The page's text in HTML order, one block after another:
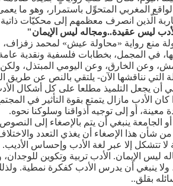
الواقع المغربي المتحوِّل باستمرار، وهو
الّذين انصرف معظمهم إلى محكيّات ذاتية
ليس عقيدة..ومجاله ليس الإيمان"
منع رواية «محاولة عيش» لمحمد زفزاف،
في المجمل، بخطابات فلسفية ونقدية
وعن الخارق، وعن اليومي المبتذل، ولكن
التي نناقشها الآن- يلتقي بالنص عن
أن يجعل التلميذ مطلعا على كل أشكال
كان الأدب مازال يتمتع بقوة التأثير في
معينة، أو إلى توجيه أذواقنا وسلوكنا نحوه.
الجامعة ينبغي أن يتم بالإصغاء إلى
من شأن هذا الإصغاء أن يغذي التعدد
تتشكل إلا عبر لغة الأدب وإحساس الأديب.
ليس الإيمان. الأدب تربية وتكوين
ولا ينبغي أن يدرس الأدب كفكرة نمطية.
بقلق..